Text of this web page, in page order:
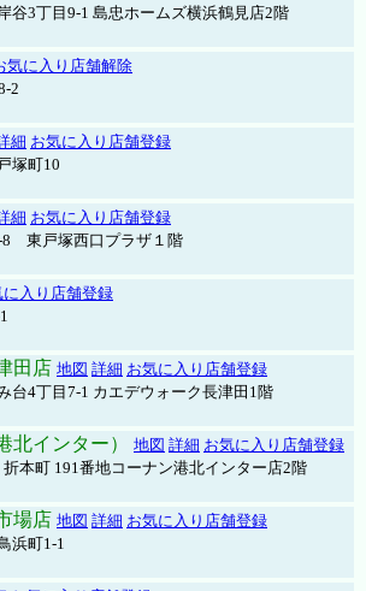
谷3丁目9-1 島忠ホームズ横浜鶴見店2階
気に入り店舗解除
2
細 お気に入り店舗登録
塚町10
細 お気に入り店舗登録
8 東戸塚西口プラザ１階
に入り店舗登録
田店 地図 詳細 お気に入り店舗登録
台4丁目7-1 カエデウォーク長津田1階
北インター） 地図 詳細 お気に入り店舗登録
本町 191番地コーナン港北インター店2階
場店 地図 詳細 お気に入り店舗登録
浜町1-1